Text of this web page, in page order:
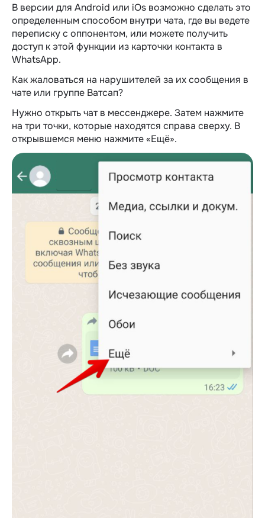
В версии для Android или iOs возможно сделать это
определенным способом внутри чата, где вы ведете
переписку с оппонентом, или можете получить
доступ к этой функции из карточки контакта в
WhatsApp.
Как жаловаться на нарушителей за их сообщения в
чате или группе Ватсап?
Нужно открыть чат в мессенджере. Затем нажмите
на три точки, которые находятся справа сверху. В
открывшемся меню нажмите «Ещё».